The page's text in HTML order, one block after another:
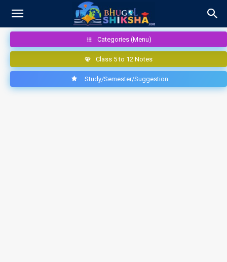
Categories (Menu)
Class 5 to 12 Notes
Study/Semester/Suggestion